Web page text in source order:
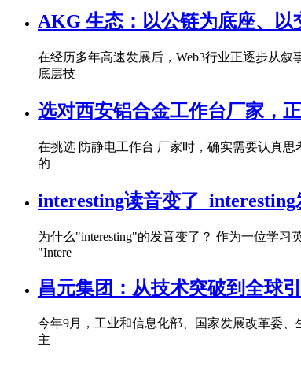
AKG 生态：以公链为底座、以
在经历多年高速发展后，Web3行业正逐步从
底层技
选对西安铝合金工作台厂家，
在挑选 防静电工作台 厂家时，确实需要认真
的
interesting读音变了
为什么"interesting"的发音变了？ 作为一位学习
"Intere
昌元集团：从技术突破到全球
今年9月，工业和信息化部、国家发展改革委
主